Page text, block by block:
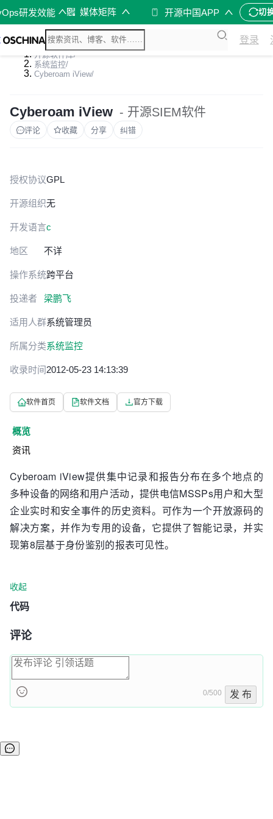
研发效能 媒体矩阵 开源中国APP 切
登录
开源软件库/
系统监控/
Cyberoam iView/
Cyberoam iView - 开源SIEM软件
评论 收藏 分享 纠错
授权协议GPL
开源组织无
开发语言c
地区 不详
操作系统跨平台
投递者 梁鹏飞
适用人群系统管理员
所属分类系统监控
收录时间2012-05-23 14:13:39
软件首页 软件文档 官方下载
概览
资讯
Cyberoam iView提供集中记录和报告分布在多个地点的
多种设备的网络和用户活动，提供电信MSSPs用户和大型
企业实时和安全事件的历史资料。可作为一个开放源码的
解决方案，并作为专用的设备，它提供了智能记录，并实
现第8层基于身份鉴别的报表可见性。
收起
代码
评论
0/500 发 布